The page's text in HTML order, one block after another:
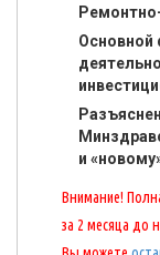
Основной
и
Внимание!
за 2 месяца до